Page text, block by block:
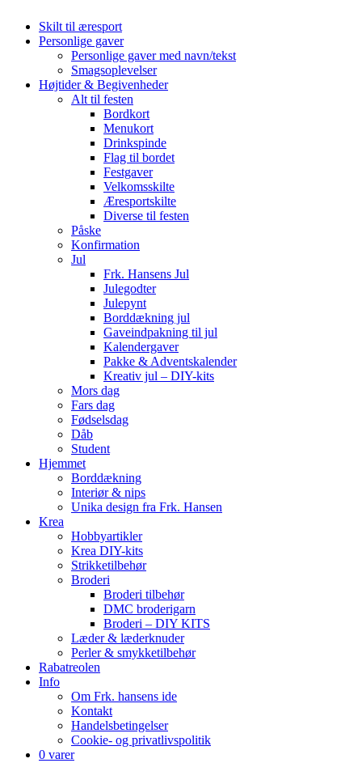
Skilt til æresport
Personlige gaver
Personlige gaver med navn/tekst
Smagsoplevelser
Højtider & Begivenheder
Alt til festen
Bordkort
Menukort
Drinkspinde
Flag til bordet
Festgaver
Velkomsskilte
Æresportskilte
Diverse til festen
Påske
Konfirmation
Jul
Frk. Hansens Jul
Julegodter
Julepynt
Borddækning jul
Gaveindpakning til jul
Kalendergaver
Pakke & Adventskalender
Kreativ jul – DIY-kits
Mors dag
Fars dag
Fødselsdag
Dåb
Student
Hjemmet
Borddækning
Interiør & nips
Unika design fra Frk. Hansen
Krea
Hobbyartikler
Krea DIY-kits
Strikketilbehør
Broderi
Broderi tilbehør
DMC broderigarn
Broderi – DIY KITS
Læder & læderknuder
Perler & smykketilbehør
Rabatreolen
Info
Om Frk. hansens ide
Kontakt
Handelsbetingelser
Cookie- og privatlivspolitik
0 varer